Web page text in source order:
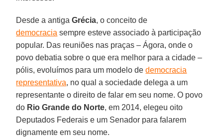
Desde a antigaGrécia, o conceito de
democracia sempre esteve associado à participação
popular. Das reuniões nas praças – Ágora, onde o
povo debatia sobre o que era melhor para a cidade –
pólis, evoluímos para um modelo dedemocracia
representativa, no qual a sociedade delega a um
representante o direito de falar em seu nome. O povo
do Rio Grande do Norte, em 2014, elegeu oito
Deputados Federais e um Senador para falarem
dignamente em seu nome.